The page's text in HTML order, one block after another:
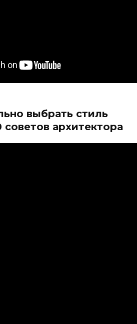
выбрать стиль
советов архитектора